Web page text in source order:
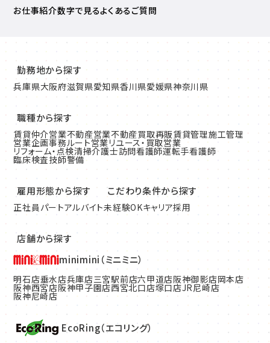
お仕事紹介数字で見るよくあるご質問
勤務地から探す
兵庫県大阪府滋賀県愛知県香川県愛媛県神奈川県
職種から探す
賃貸仲介営業不動産営業不動産買取再販賃貸管理施工管理
営業企画事務ルート営業リユース・買取営業
リフォーム・点検清掃介護士訪問看護師運転手看護師
臨床検査技師警備
雇用形態から探す
正社員 パートアルバイト
こだわり条件から探す
未経験OKキャリア採用
店舗から探す
minimini（ミニミニ）
明石店垂水店兵庫店三宮駅前店六甲道店阪神御影店岡本店
阪神西宮店阪神甲子園店西宮北口店塚口店JR尼崎店
阪神尼崎店
EcoRing（エコリング）